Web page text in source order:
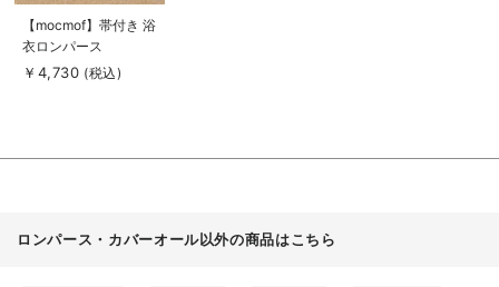
商
品
詳
細
を
【mocmof】帯付き 浴
衣ロンパース
￥4,730 (税込)
ロンパース・カバーオール以外の商品はこちら